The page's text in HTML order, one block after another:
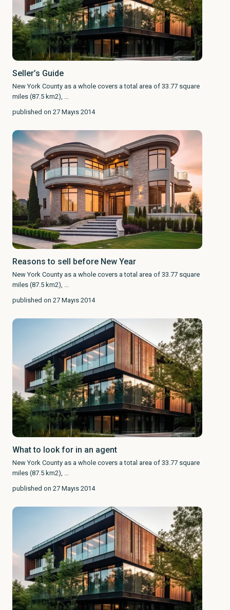
Seller’s Guide
New York County as a whole covers a total area of 33.77 square
miles (87.5 km2),
published on 27 Mayıs 2014
Reasons to sell before New Year
New York County as a whole covers a total area of 33.77 square
miles (87.5 km2),
published on 27 Mayıs 2014
What to look for in an agent
New York County as a whole covers a total area of 33.77 square
miles (87.5 km2),
published on 27 Mayıs 2014